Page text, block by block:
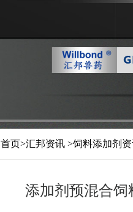
首页>汇邦资讯 >饲料添加剂
添加剂预混合饲